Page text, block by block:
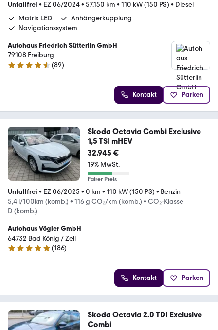
Unfallfrei • EZ 06/2024• 57.150 km • 110 kW (150 PS) • Diesel
Matrix LED
Anhängerkupplung
Navigationssystem
Autohaus Friedrich Sütterlin GmbH
79108 Freiburg
4.4 Sterne
(89)
Kontakt Parken
Skoda Octavia Combi Exclusive
1,5 TSI mHEV
32.945 €
19% MwSt.
Fairer Preis
Unfallfrei • EZ 06/2025 • 0 km • 110 kW (150 PS) • Benzin
5,4 l/100km (komb.) • 116 g CO₂/km (komb.) • CO₂-Klasse
D (komb.)
Autohaus Vögler GmbH
64732 Bad König / Zell
4.9 Sterne
(186)
Kontakt Parken
Skoda Octavia 2.0 TDI Exclusive
Combi